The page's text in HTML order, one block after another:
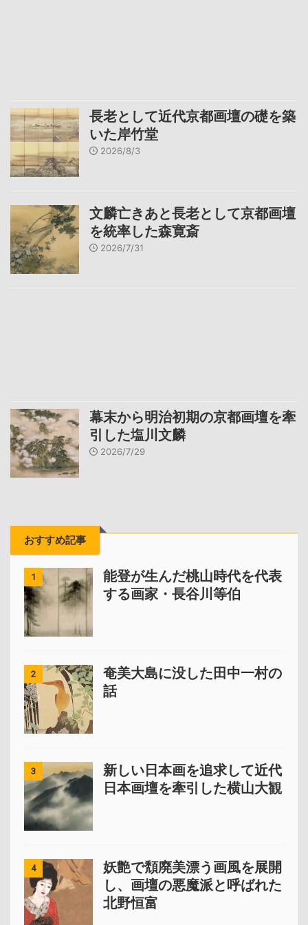
長老として近代京都画壇の礎を築
いた岸竹堂
2026/8/3
文麟亡きあと長老として京都画壇
を統率した森寛斎
2026/7/31
幕末から明治初期の京都画壇を牽
引した塩川文麟
2026/7/29
おすすめ記事
1
能登が生んだ桃山時代を代表
する画家・長谷川等伯
2
奄美大島に没した田中一村の
話
3
新しい日本画を追求して近代
日本画壇を牽引した横山大観
4
妖艶で頽廃美漂う画風を展開
し、画壇の悪魔派と呼ばれた
北野恒富